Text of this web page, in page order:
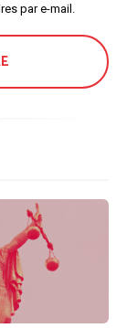
par e-mail.